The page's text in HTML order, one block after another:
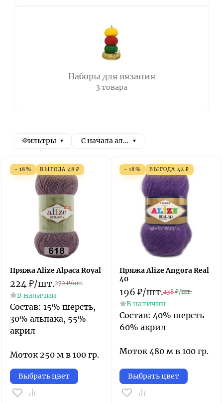
Наборы для вязания
3 товара
Фильтры С начала алфавита
- 18% ВЫГОДА 48 ₽
Пряжа Alize Alpaca Royal
224₽/шт.272 ₽/шт.
В наличии
Состав: 15% шерсть,
30% альпака, 55%
акрил
Моток 250 м в 100 гр.
Выбрать цвет
- 18% ВЫГОДА 42 ₽
Пряжа Alize Angora Real
40
196 ₽/шт.238 ₽/шт.
В наличии
Состав: 40% шерсть
60% акрил
Моток 480 м в 100 гр.
Выбрать цвет